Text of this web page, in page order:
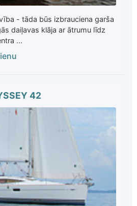
- tāda būs izbrauciena garša
daiļavas klāja ar ātrumu līdz
...
42